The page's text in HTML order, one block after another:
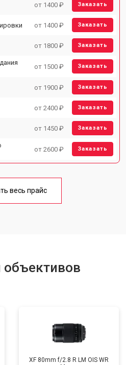
от 1400 ₽ Заказать
от 1400 ₽ Заказать
от 1800 ₽ Заказать
от 1500 ₽ Заказать
от 1900 ₽ Заказать
от 2400 ₽ Заказать
от 1450 ₽ Заказать
от 2600 ₽ Заказать
весь прайс
XF 80mm f/2.8 R LM OIS WR